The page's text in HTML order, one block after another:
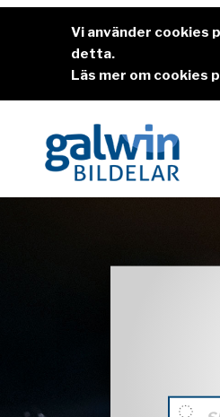
Vi använder cookies
detta.
Läs mer om cookies